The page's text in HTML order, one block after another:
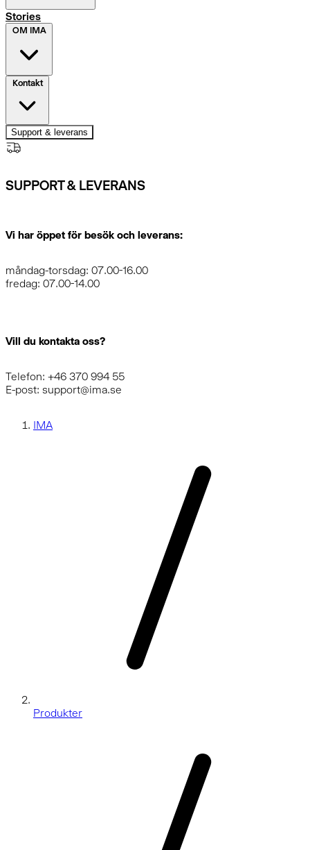
Stories
OM IMA
Kontakt
Support & leverans
SUPPORT & LEVERANS
Vi har öppet för besök och leverans:
måndag-torsdag: 07.00-16.00
fredag: 07.00-14.00
Vill du kontakta oss?
Telefon: +46 370 994 55
E-post: support@ima.se
IMA
Produkter